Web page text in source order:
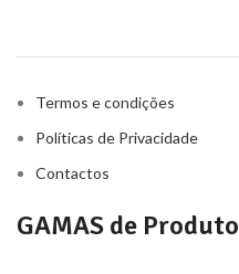
Termos e condições
Políticas de Privacidade
Contactos
GAMAS de Produto